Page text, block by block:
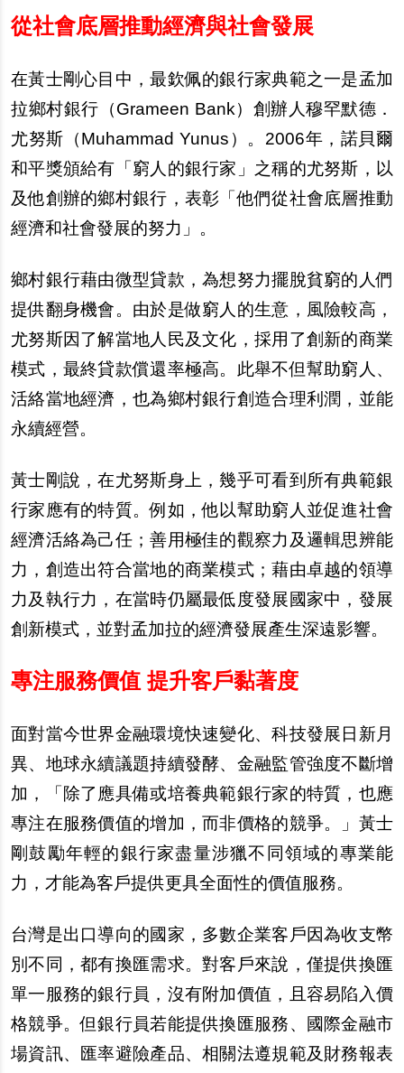
從社會底層推動經濟與社會發展
在黃士剛心目中，最欽佩的銀行家典範之一是孟加
拉鄉村銀行（Grameen Bank）創辦人穆罕默德．
尤努斯（Muhammad Yunus）。 2006年，諾貝爾
和平獎頒給有「窮人的銀行家」之稱的尤努斯，以
及他創辦的鄉村銀行，表彰「他們從社會底層推動
經濟和社會發展的努力」。
鄉村銀行藉由微型貸款，為想努力擺脫貧窮的人們
提供翻身機會。由於是做窮人的生意，風險較高，
尤努斯因了解當地人民及文化，採用了創新的商業
模式，最終貸款償還率極高。此舉不但幫助窮人、
活絡當地經濟，也為鄉村銀行創造合理利潤，並能
永續經營。
黃士剛說，在尤努斯身上，幾乎可看到所有典範銀
行家應有的特質。例如，他以幫助窮人並促進社會
經濟活絡為己任；善用極佳的觀察力及邏輯思辨能
力，創造出符合當地的商業模式；藉由卓越的領導
力及執行力，在當時仍屬最低度發展國家中，發展
創新模式，並對孟加拉的經濟發展產生深遠影響。
專注服務價值 提升客戶黏著度
面對當今世界金融環境快速變化、科技發展日新月
異、地球永續議題持續發酵、金融監管強度不斷增
加，「除了應具備或培養典範銀行家的特質，也應
專注在服務價值的增加，而非價格的競爭。」黃士
剛鼓勵年輕的銀行家盡量涉獵不同領域的專業能
力，才能為客戶提供更具全面性的價值服務。
台灣是出口導向的國家，多數企業客戶因為收支幣
別不同，都有換匯需求。對客戶來說，僅提供換匯
單一服務的銀行員，沒有附加價值，且容易陷入價
格競爭。但銀行員若能提供換匯服務、國際金融市
場資訊、匯率避險產品、相關法遵規範及財務報表